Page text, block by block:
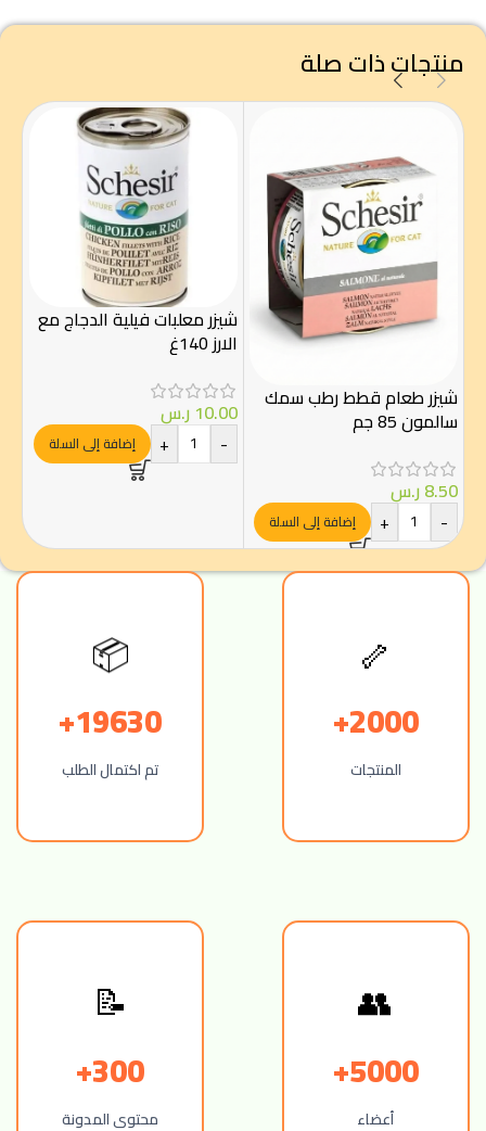
منتجات ذات صلة
شيزر طعام قطط رطب سمك
سالمون 85 جم
8.50ر.س
-
+ إضافة إلى السلة
شيزر معلبات فيلية الدجاج مع
الارز 140غ
10.00 ر.س
-
+ إضافة إلى السلة
🦴
2000+
المنتجات
📦
19630+
تم اكتمال الطلب
👥
5000+
أعضاء
📝
300+
محتوى المدونة